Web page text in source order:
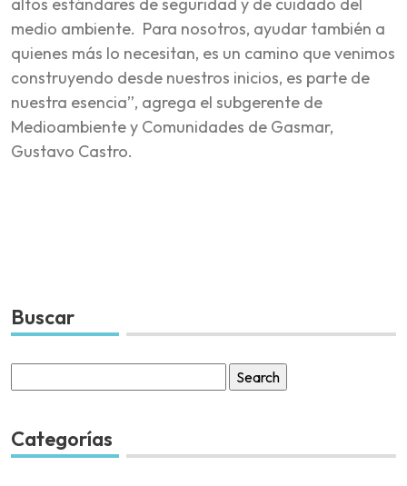
medio ambiente. Para nosotros, ayudar también a
quienes más lo necesitan, es un camino que venimos
construyendo desde nuestros inicios, es parte de
nuestra esencia”, agrega el subgerente de
Medioambiente y Comunidades de Gasmar,
Gustavo Castro.
Buscar
for:
Categorías